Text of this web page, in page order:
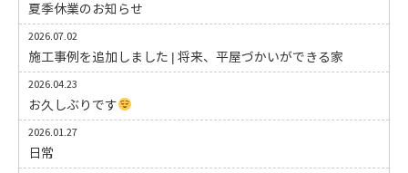
夏季休業のお知らせ
2026.07.02
施工事例を追加しました | 将来、平屋づかいができる家
2026.04.23
お久しぶりです
2026.01.27
日常